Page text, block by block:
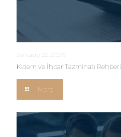
January 22, 2026
Kıdem ve İhbar Tazminatı Rehberi
More